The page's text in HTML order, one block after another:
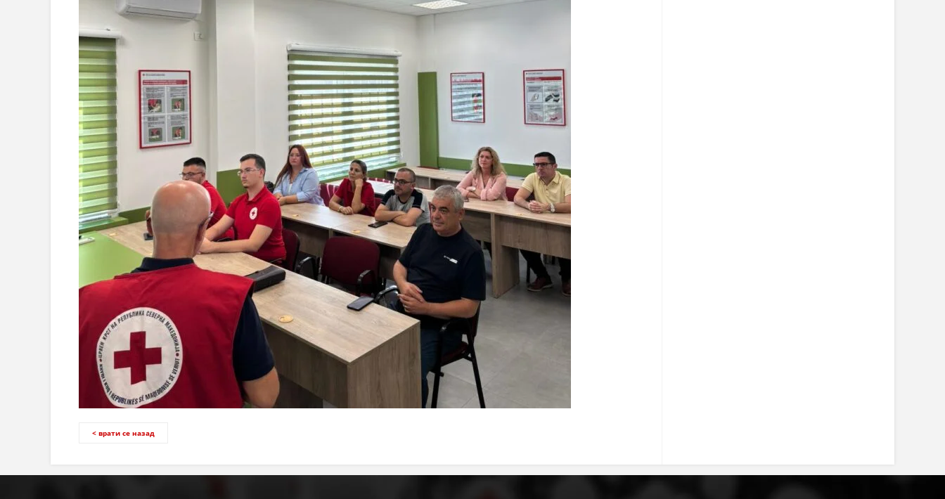
ЗДРАВСТВЕНО ПРЕВЕНТИВНА ДЕЈНОСТ
ПРВА ПОМОШ
ИНФОРМАЦИИ ЗА БОЛЕСТИ
МЕНАЏМЕНТ НА ВОЛОНТЕРИ
ЗА НАС
ДЕЈСТВУВАЊЕ
ПРИРАЧНИЦИ
СТРАТЕГИИ
ЕДУКАТИВНО ИНФОРМАТИВНИ МАТЕРИЈАЛИ
< врати се назад